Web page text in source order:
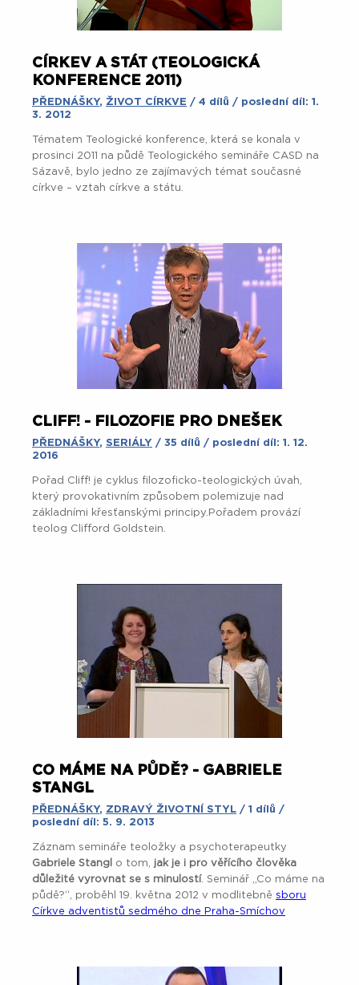
CÍRKEV A STÁT (TEOLOGICKÁ
KONFERENCE 2011)
PŘEDNÁŠKY, ŽIVOT CÍRKVE / 4 dílů / poslední díl: 1.
3. 2012
Tématem Teologické konference, která se konala v
prosinci 2011 na půdě Teologického semináře CASD na
Sázavě, bylo jedno ze zajímavých témat současné
církve – vztah církve a státu.
CLIFF! - FILOZOFIE PRO DNEŠEK
PŘEDNÁŠKY, SERIÁLY / 35 dílů / poslední díl: 1. 12.
2016
Pořad Cliff! je cyklus filozoficko-teologických úvah,
který provokativním způsobem polemizuje nad
základními křesťanskými principy.Pořadem provází
teolog Clifford Goldstein.
CO MÁME NA PŮDĚ? - GABRIELE
STANGL
PŘEDNÁŠKY, ZDRAVÝ ŽIVOTNÍ STYL / 1 dílů /
poslední díl: 5. 9. 2013
Záznam semináře teoložky a psychoterapeutky
Gabriele Stangl
o tom, jak je i pro věřícího člověka
důležité vyrovnat se s minulostí. Seminář „Co máme na
půdě?“, proběhl 19. května 2012 v modlitebně sboru
Církve adventistů sedmého dne Praha-Smíchov